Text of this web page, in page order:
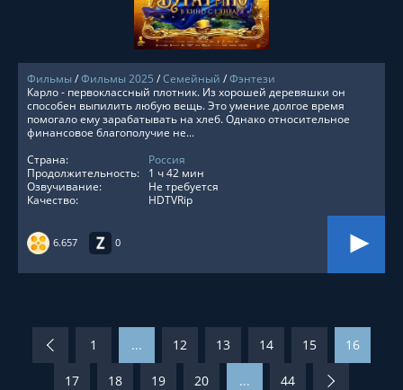
Фильмы/Фильмы 2025 /Семейный /Фэнтези
6.657 0
Карло - первоклассный плотник. Из хорошей деревяшки он
способен выпилить любую вещь. Это умение долгое время
помогало ему зарабатывать на хлеб. Однако относительное
финансовое благополучие не...
Страна:
Россия
Продолжительность:
1 ч 42 мин
Озвучивание:
Не требуется
Качество:
HDTVRip
1 ... 12 13 14 15 16
17 18 19 20 ... 44